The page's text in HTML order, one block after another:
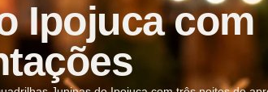
Ipojuca com